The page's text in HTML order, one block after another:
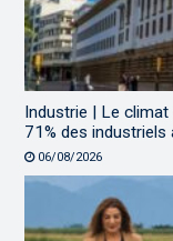
Industrie | Le
71% des
06/08/2026